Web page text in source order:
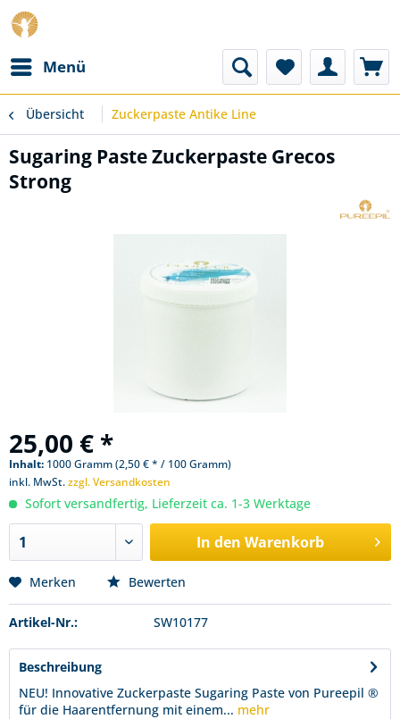
Menü
Übersicht Zuckerpaste Antike Line
Sugaring Paste Zuckerpaste Grecos
Strong
25,00 € *
Inhalt: 1000 Gramm (2,50 € * / 100 Gramm)
inkl. MwSt.zzgl. Versandkosten
Sofort versandfertig, Lieferzeit ca. 1-3 Werktage
In den Warenkorb
Merken Bewerten
Artikel-Nr.: SW10177
Beschreibung
NEU! Innovative Zuckerpaste Sugaring Paste von Pureepil ®
für die Haarentfernung mit einem... mehr